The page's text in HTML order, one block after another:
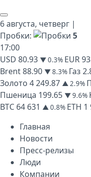
6 августа, четверг |
Пробки:
5
17:00
USD 80.93 ▼ 0.3% EUR
Brent88.90 ▼ 8.3% Газ
Золото 4 249.87 ▲ 2.9%
Пшеница 199.65 ▼ 9.6%
BTC 64 631 ▲ 0.8% ETH 1
Главная
Новости
Пресс-релизы
Люди
Компании